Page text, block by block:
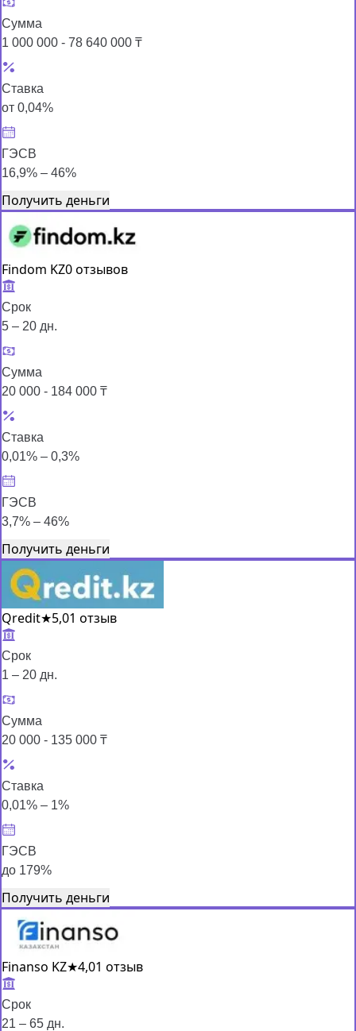
Сумма
1 000 000 - 78 640 000 ₸
Ставка
от 0,04%
ГЭСВ
16,9% – 46%
Получить деньги
Findom KZ0 отзывов
Срок
5 – 20 дн.
Сумма
20 000 - 184 000 ₸
Ставка
0,01% – 0,3%
ГЭСВ
3,7% – 46%
Получить деньги
Qredit★5,01 отзыв
Срок
1 – 20 дн.
Сумма
20 000 - 135 000 ₸
Ставка
0,01% – 1%
ГЭСВ
до 179%
Получить деньги
Finanso KZ★4,01 отзыв
Срок
21 – 65 дн.